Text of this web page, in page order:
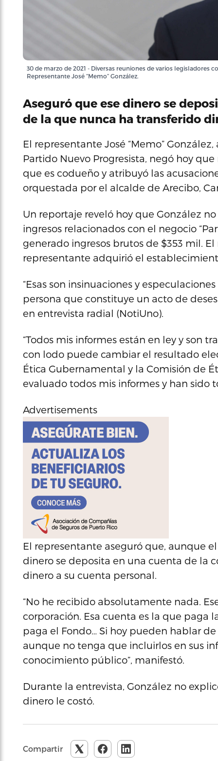
30 de marzo de 2021 - Diversas reuniones de varios legisladores
Representante José “Memo” González.
Aseguró que ese dinero se
de la que nunca ha transferido
El representante José “Memo”
Partido Nuevo Progresista, negó hoy
que es codueño y atribuyó las
orquestada por el alcalde de Arecibo,
Un reportaje reveló hoy que González
ingresos relacionados con el negocio
generado ingresos brutos de $353 mil.
representante adquirió el
“Esas son insinuaciones y
persona que constituye un acto de
en entrevista radial (NotiUno).
“Todos mis informes están en ley y son
con lodo puede cambiar el resultado
Ética Gubernamental y la Comisión de
evaluado todos mis informes y han sido
Advertisements
El representante aseguró que, aunque
dinero se deposita en una cuenta de la
dinero a su cuenta personal.
“No he recibido absolutamente nada.
corporación. Esa cuenta es la que paga
paga el Fondo… Si hoy pueden hablar
aunque no tenga que incluirlos en sus
conocimiento público”, manifestó.
Durante la entrevista, González no
dinero le costó.
Compartir